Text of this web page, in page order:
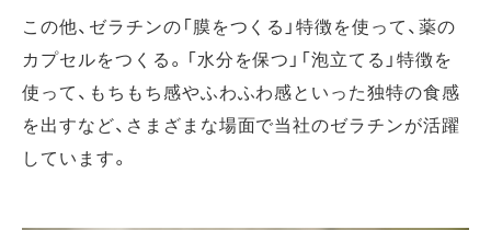
この他、ゼラチンの「膜をつくる」特徴を使って、薬の
カプセルをつくる。「水分を保つ」「泡立てる」特徴を
使って、もちもち感やふわふわ感といった独特の食感
を出すなど、さまざまな場面で当社のゼラチンが活躍
しています。